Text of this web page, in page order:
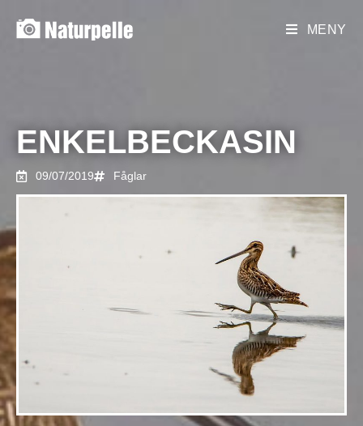
MENY
ENKELBECKASIN
09/07/2019 Fåglar